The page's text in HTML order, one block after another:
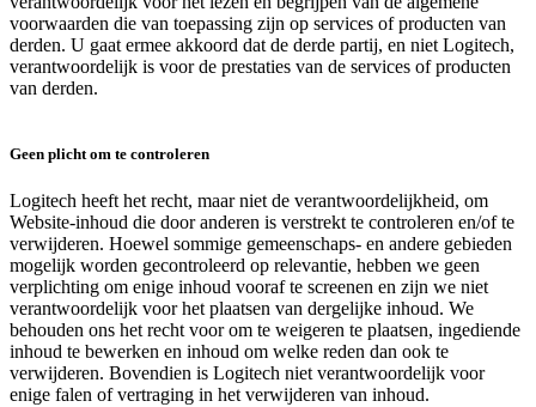
voorwaarden die van toepassing zijn op services of producten van
derden. U gaat ermee akkoord dat de derde partij, en niet Logitech,
verantwoordelijk is voor de prestaties van de services of producten
van derden.
Geen plicht om te controleren
Logitech heeft het recht, maar niet de verantwoordelijkheid, om
Website-inhoud die door anderen is verstrekt te controleren en/of te
verwijderen. Hoewel sommige gemeenschaps- en andere gebieden
mogelijk worden gecontroleerd op relevantie, hebben we geen
verplichting om enige inhoud vooraf te screenen en zijn we niet
verantwoordelijk voor het plaatsen van dergelijke inhoud. We
behouden ons het recht voor om te weigeren te plaatsen, ingediende
inhoud te bewerken en inhoud om welke reden dan ook te
verwijderen. Bovendien is Logitech niet verantwoordelijk voor
enige falen of vertraging in het verwijderen van inhoud.